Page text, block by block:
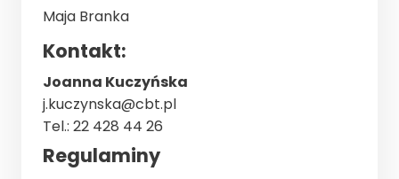
Maja Branka
Kontakt:
Joanna Kuczyńska
j.kuczynska@cbt.pl
Tel.: 22 428 44 26
Regulaminy